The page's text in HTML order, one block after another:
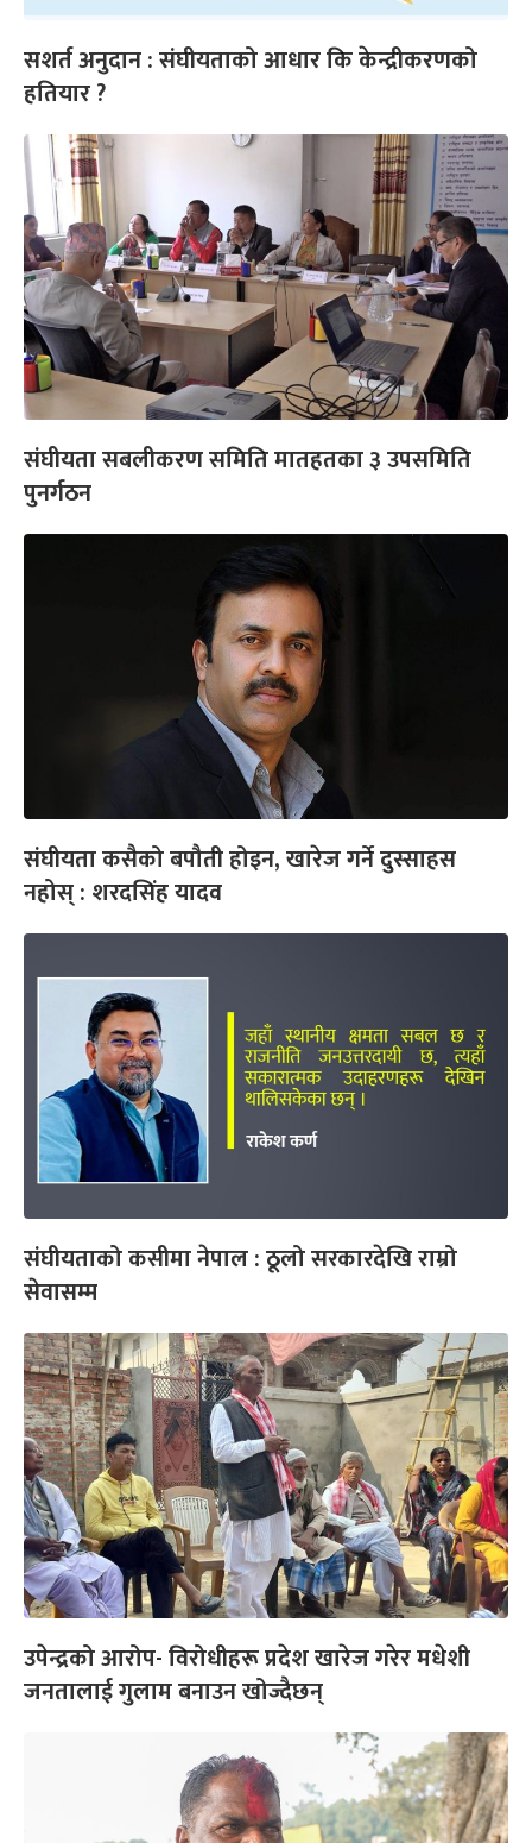
सशर्त अनुदान : संघीयताको आधार कि केन्द्रीकरणको
हतियार ?
संघीयता सबलीकरण समिति मातहतका ३ उपसमिति
पुनर्गठन
संघीयता कसैको बपौती होइन, खारेज गर्ने दुस्साहस
नहोस् : शरदसिंह यादव
संघीयताको कसीमा नेपाल : ठूलो सरकारदेखि राम्रो
सेवासम्म
उपेन्द्रको आरोप- विरोधीहरू प्रदेश खारेज गरेर मधेशी
जनतालाई गुलाम बनाउन खोज्दैछन्